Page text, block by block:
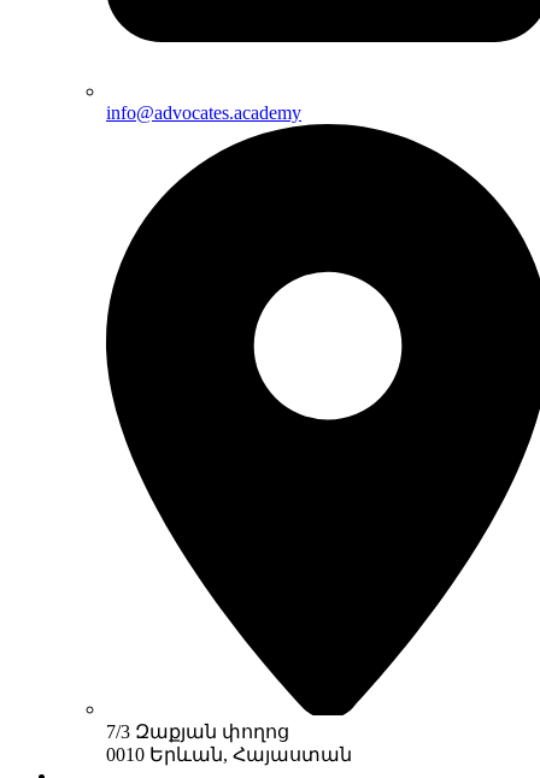
info@advocates.academy
7/3 Զաքյան փողոց
0010 Երևան, Հայաստան